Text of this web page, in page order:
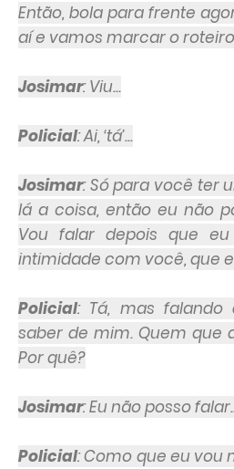
Então, bola para frente
aí e vamos marcar o
Josimar: Viu...
Policial: Ai, ‘tá’...
Josimar: Só para você ter
lá a coisa, então eu não
Vou falar depois que
intimidade com você, que
Policial: Tá, mas falando
saber de mim. Quem que
Por quê?
Josimar: Eu não posso
Policial: Como que eu vou